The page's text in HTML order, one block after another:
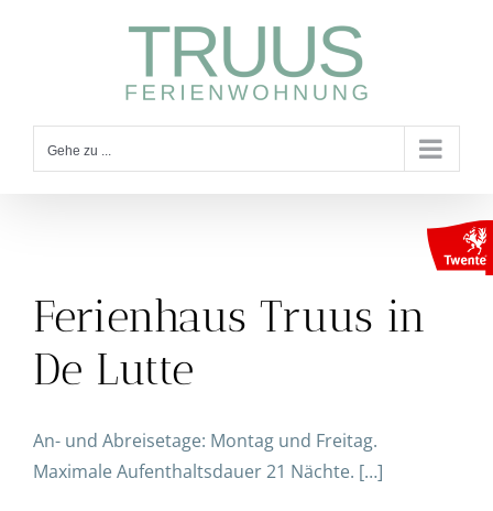
Gehe zu ...
Ferienhaus Truus in
De Lutte
An- und Abreisetage: Montag und Freitag.
Maximale Aufenthaltsdauer 21 Nächte. […]